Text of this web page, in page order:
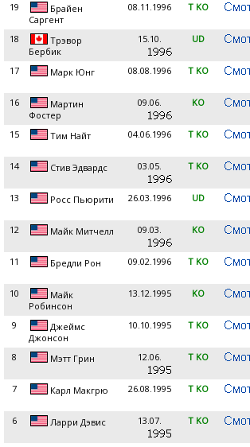
19
Брайен
Саргент
08.11.1996 T KO
18
Трэвор
Бербик
15.10. UD
17 Марк Юнг 08.08.1996 T KO
16
Мартин
Фостер
09.06. KO
15 Тим Найт 04.06.1996 T KO
14 Стив Эдвардс 03.05. T KO
13 Росс Пьюрити 26.03.1996 UD
12 Майк Митчелл 09.03. KO
11 Бредли Рон 09.02.1996 T KO
10
Майк
Робинсон
13.12.1995 KO
9
Джеймс
Джонсон
10.10.1995 T KO
8 Мэтт Грин 12.06. T KO
7 Карл Макгрю 26.08.1995 T KO
6 Ларри Дэвис 13.07. T KO